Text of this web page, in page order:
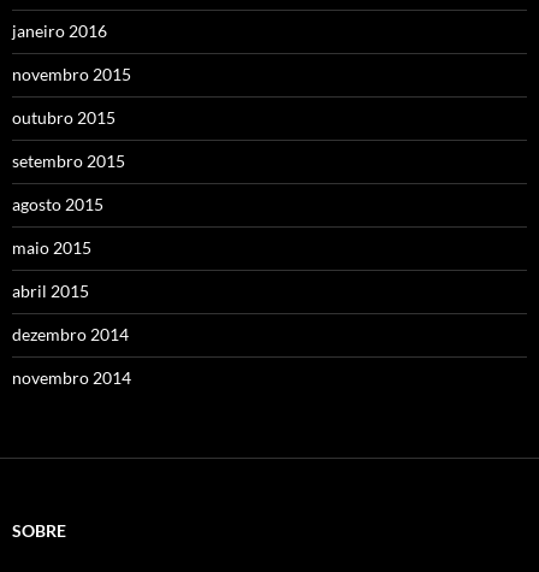
janeiro 2016
novembro 2015
outubro 2015
setembro 2015
agosto 2015
maio 2015
abril 2015
dezembro 2014
novembro 2014
SOBRE